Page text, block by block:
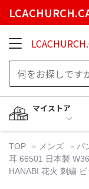
マイストア
TOP メンズ パ
耳 66501 日本製
HANABI 花火 刺繍